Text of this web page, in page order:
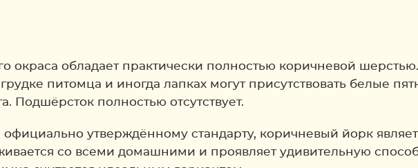
окраса обладает практически полностью коричневой
питомца и иногда лапках могут присутствовать белые
Подшёрсток полностью отсутствует.
официально утверждённому стандарту, коричневый йорк
со всеми домашними и проявляет удивительную